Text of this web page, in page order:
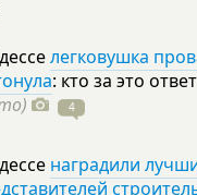
легковушка
: кто за это
4
наградили